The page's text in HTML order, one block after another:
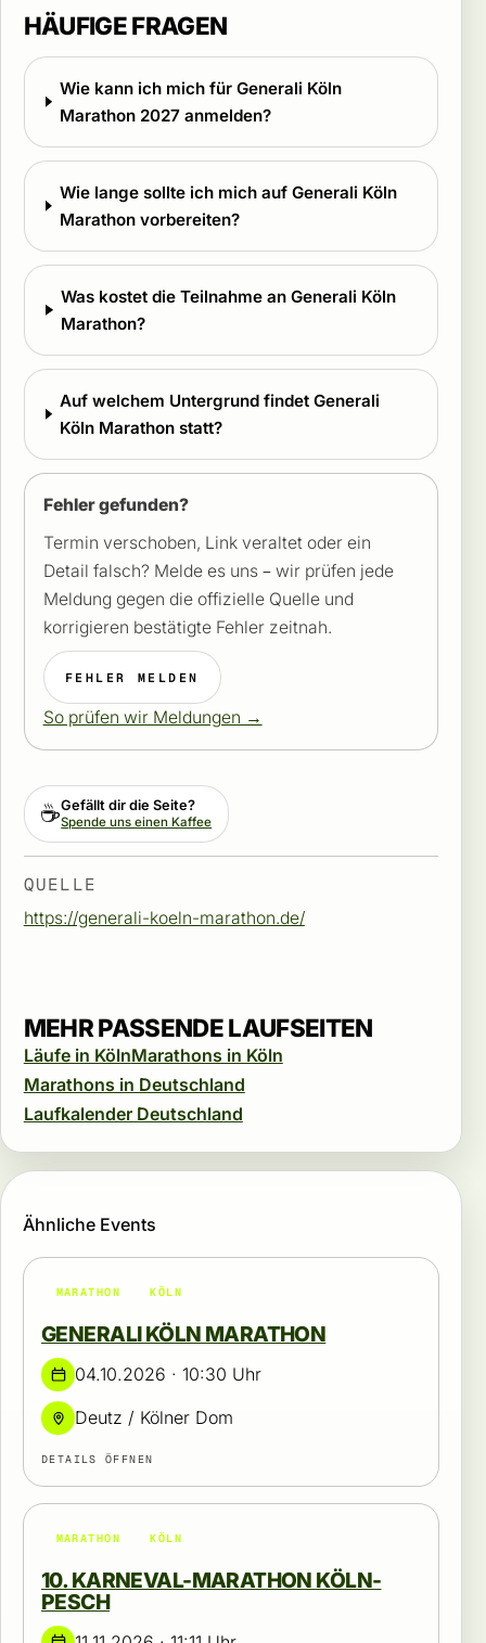
HÄUFIGE FRAGEN
Wie kann ich mich für Generali Köln
Marathon 2027 anmelden?
Wie lange sollte ich mich auf Generali Köln
Marathon vorbereiten?
Was kostet die Teilnahme an Generali Köln
Marathon?
Auf welchem Untergrund findet Generali
Köln Marathon statt?
Fehler gefunden?
Termin verschoben, Link veraltet oder ein
Detail falsch? Melde es uns – wir prüfen jede
Meldung gegen die offizielle Quelle und
korrigieren bestätigte Fehler zeitnah.
FEHLER MELDEN
So prüfen wir Meldungen →
☕Gefällt dir die Seite?
Spende uns einen Kaffee
QUELLE
https://generali-koeln-marathon.de/
MEHR PASSENDE LAUFSEITEN
Läufe in KölnMarathons in Köln
Marathons in Deutschland
Laufkalender Deutschland
Ähnliche Events
MARATHON KÖLN
GENERALI KÖLN MARATHON
04.10.2026 · 10:30 Uhr
Deutz / Kölner Dom
DETAILS ÖFFNEN
MARATHON KÖLN
10. KARNEVAL-MARATHON KÖLN-
PESCH